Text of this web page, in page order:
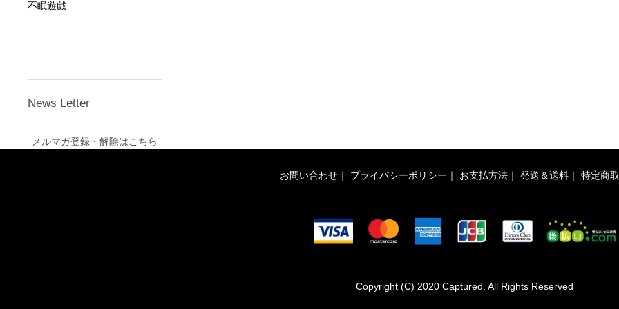
不眠遊戯
News Letter
メルマガ登録・解除はこちら
お問い合わせ ｜ プライバシーポリシー ｜ お支払方法 ｜ 発送＆送料 ｜ 特定商
Copyright (C) 2020 Captured. All Rights Reserved